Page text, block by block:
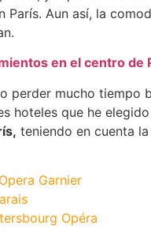
París. Aun así, la
en el centro de
perder mucho tiempo
hoteles que he
teniendo en cuenta
Garnier
Opéra